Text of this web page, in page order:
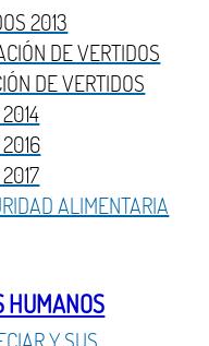
2013
DE VERTIDOS
DE VERTIDOS
ALIMENTARIA
HUMANOS